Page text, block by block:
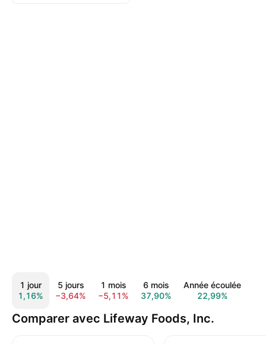
1 jour
1,16%
5 jours
−3,64%
1 mois
−5,11%
6 mois
37,90%
Année écoulée
22,99%
Comparer avec Lifeway Foods, Inc.